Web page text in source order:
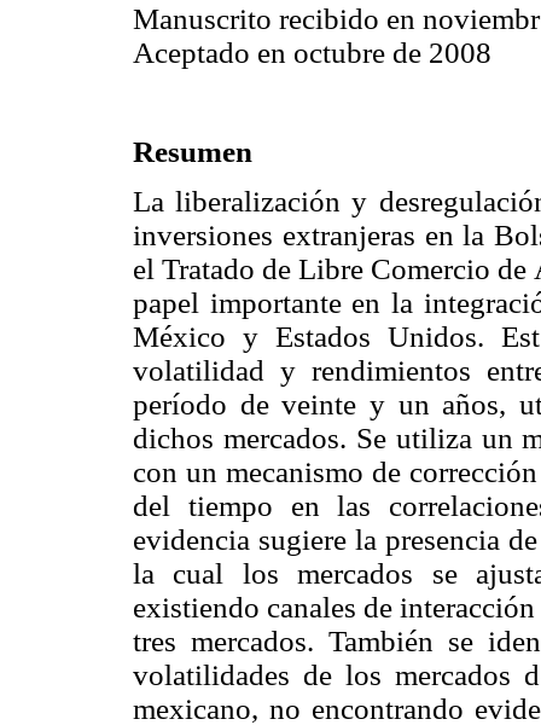
Manuscrito recibido en
Aceptado en octubre de 2008
Resumen
La liberalización y
inversiones extranjeras en la
el Tratado de Libre Comercio
papel importante en la
México y Estados Unidos.
volatilidad y rendimientos
período de veinte y un años,
dichos mercados. Se utiliza un
con un mecanismo de
del tiempo en las
evidencia sugiere la presencia
la cual los mercados se
existiendo canales de
tres mercados. También se
volatilidades de los mercados
mexicano, no encontrando